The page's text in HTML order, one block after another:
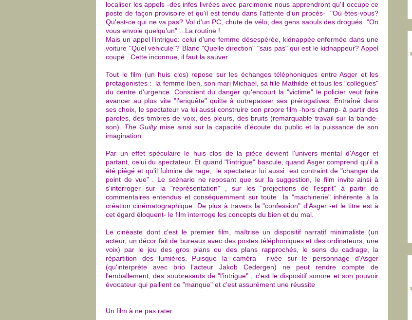
localiser les appels -des infos livrées avec parcimonie nous apprendront qu'il occupe ce
poste de façon provisoire et qu'il est tendu dans l'attente d'un procès- "Où êtes-vous?
Qu'est-ce qui ne va pas? Vol d'un PC, chute de vélo; des gens saouls des drogués "On
vous envoie quelqu'un" ...La routine !
Mais un appel l'intrigue: celui d'une femme désespérée, kidnappée enfermée dans une
voiture "Quel véhicule"? Blanc "Quelle direction" "sais pas" qui est le kidnappeur? Appel
coupé . Cette inconnue, il faut la sauver
Tout le film (un huis clos) repose sur les échanges téléphoniques entre Asger et les
protagonistes : la femme Iben, son mari Michael, sa fille Mathilde et tous les "collègues"
du centre d'urgence. Conscient du danger qu'encourt la "victime" le policier veut faire
avancer au plus vite "l'enquête" quitte à outrepasser ses prérogatives. Entraîné dans
ses choix, le spectateur va lui aussi construire son propre film -hors champ- à partir des
paroles, des timbres de voix, des pleurs, des bruits (remarquable travail sur la bande-
son). The Guiltymise ainsi sur la capacité d'écoute du public et la puissance de son
imagination
Par un effet spéculaire le huis clos de la pièce devient l'univers mental d'Asger et
partant, celui du spectateur. Et quand "l'intrigue" bascule, quand Asger comprend qu'il a
été piégé et qu'il fulmine de rage, le spectateur lui aussi est contraint de "changer de
point de vue" . Le scénario ne reposant que sur la suggestion, le film invite ainsi à
s'interroger sur la "représentation" , sur les "projections de l'esprit" à partir de
commentaires entendus et conséquemment sur toute la "machinerie" inhérente à la
création cinématographique. De plus à travers la "confession" d'Asger -et le titre est à
cet égard éloquent- le film interroge les concepts du bien et du mal.
Le cinéaste dont c'est le premier film, maîtrise un dispositif narratif minimaliste (un
acteur, un décor fait de bureaux avec des postes téléphoniques et des ordinateurs, une
voix) par le jeu des gros plans ou des plans rapprochés, le sens du cadrage, la
répartition des lumières. Puisque la caméra rivée sur le personnage d'Asger
(qu'interprète avec brio l'acteur Jakob Cedergen) ne peut rendre compte de
l'emballement, des soubresauts de "l'intrigue" , c'est le dispositif sonore et son pouvoir
évocateur qui pallient ce "manque" et c'est assurément une réussite
Un film à ne pas rater.